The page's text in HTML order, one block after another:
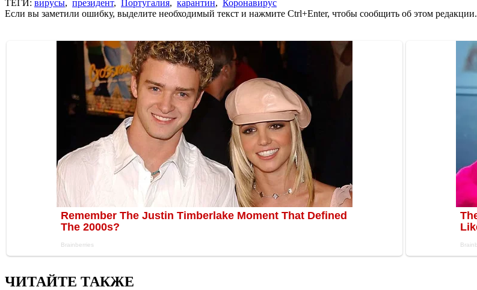
ТЕГИ: вирусы, президент, Португалия, карантин, Коронавирус
Если вы заметили ошибку, выделите необходимый текст и нажмите Ctrl+Enter, чтобы сообщить об этом редакции.
ЧИТАЙТЕ ТАКЖЕ